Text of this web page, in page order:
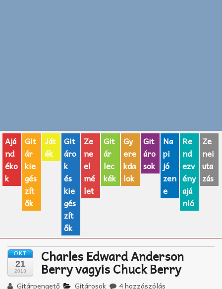
AJÁNDÉK ÖTLETEK
Vicces
GITÁR MÁRKÁK
TOP100 nóta
Zeneiskolák
Zeneszerzés alapjai
Ajá
nd
éko
k
Git
ár
kie
gés
zít
ők
Ját
ék
Git
áro
k
és
kie
gés
zít
ők
Ze
ne
el
mé
let
Git
ár
lec
kék
Gy
ere
kda
lok
Git
áro
sok
Na
pi
jó
zen
e
Re
nd
ezv
ény
ajá
nló
Ze
nei
uta
zás
OKT
21
2013
Charles Edward Anderson
Berry vagyis Chuck Berry
Gitárpengető Gitárosok 4 hozzászólás